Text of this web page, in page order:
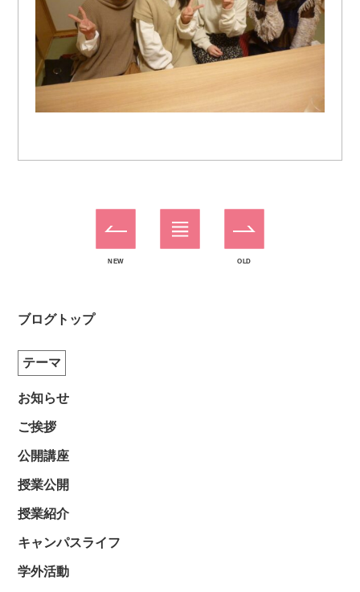
NEW OLD
ブログトップ
テーマ
お知らせ
ご挨拶
公開講座
授業公開
授業紹介
キャンパスライフ
学外活動